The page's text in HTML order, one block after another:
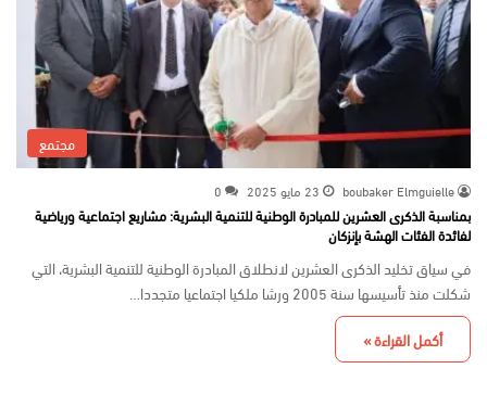
مجتمع
boubaker Elmguielle 23 مايو 2025 0
بمناسبة الذكرى العشرين للمبادرة الوطنية للتنمية البشرية: مشاريع اجتماعية ورياضية
لفائدة الفئات الهشة بإنزكان
في سياق تخليد الذكرى العشرين لانطلاق المبادرة الوطنية للتنمية البشرية، التي
شكلت منذ تأسيسها سنة 2005 ورشا ملكيا اجتماعيا متجددا…
أكمل القراءة »